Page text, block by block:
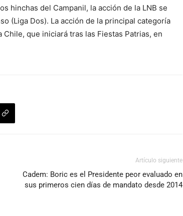
hinchas del Campanil, la acción de la LNB se
(Liga Dos). La acción de la principal categoría
que iniciará tras las Fiestas Patrias, en
Artículo siguiente
Cadem: Boric es el Presidente peor evaluado en
sus primeros cien días de mandato desde 2014